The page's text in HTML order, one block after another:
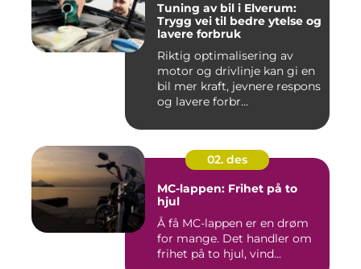
Tuning av bil i Elverum:
Trygg vei til bedre ytelse og
lavere forbruk
Riktig optimalisering av
motor og drivlinje kan gi en
bil mer kraft, jevnere respons
og lavere forbr...
02. des
MC-lappen: Frihet på to
hjul
Å få MC-lappen er en drøm
for mange. Det handler om
frihet på to hjul, vind...